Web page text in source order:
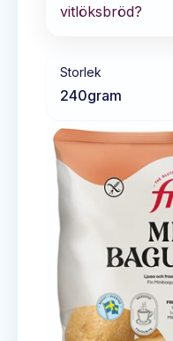
vitlöksbröd?
Storlek
240gram